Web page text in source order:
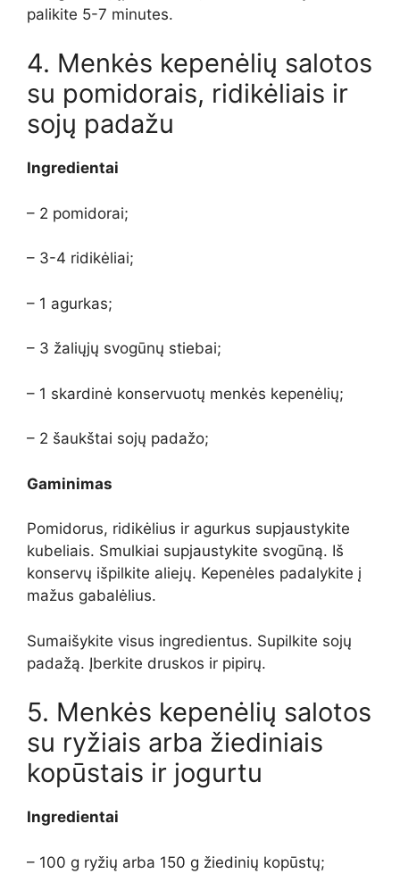
palikite 5-7 minutes.
4. Menkės kepenėlių salotos
su pomidorais, ridikėliais ir
sojų padažu
Ingredientai
– 2 pomidorai;
– 3-4 ridikėliai;
– 1 agurkas;
– 3 žaliųjų svogūnų stiebai;
– 1 skardinė konservuotų menkės kepenėlių;
– 2 šaukštai sojų padažo;
Gaminimas
Pomidorus, ridikėlius ir agurkus supjaustykite
kubeliais. Smulkiai supjaustykite svogūną. Iš
konservų išpilkite aliejų. Kepenėles padalykite į
mažus gabalėlius.
Sumaišykite visus ingredientus. Supilkite sojų
padažą. Įberkite druskos ir pipirų.
5. Menkės kepenėlių salotos
su ryžiais arba žiediniais
kopūstais ir jogurtu
Ingredientai
– 100 g ryžių arba 150 g žiedinių kopūstų;